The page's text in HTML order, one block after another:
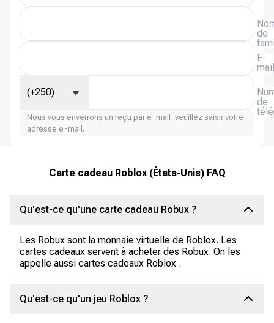
de
E-
mail
de
(+250)
Nous vous enverrons un reçu par e-mail, veuillez saisir votre
adresse e-mail.
Carte cadeau Roblox (États-Unis) FAQ
Qu'est-ce qu'une carte cadeau Robux ?
Les Robux sont la monnaie virtuelle de Roblox. Les
cartes cadeaux servent à acheter des Robux. On les
appelle aussi cartes cadeaux Roblox .
Qu'est-ce qu'un jeu Roblox ?